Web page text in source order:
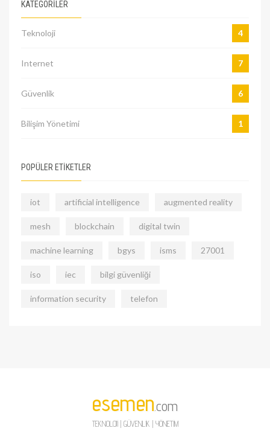
KATEGORILER
Teknoloji 4
Internet 7
Güvenlik 6
Bilişim Yönetimi 1
POPÜLER ETİKETLER
iot artificial intelligence augmented reality
mesh blockchain digital twin
machine learning bgys isms 27001
iso iec bilgi güvenliği
information security telefon
esemen.com
TEKNOLOJİ | GÜVENLİK | YÖNETİM